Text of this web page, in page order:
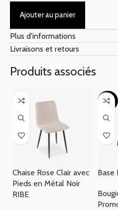
Ajouter au panier
Plus d'informations
Livraisons et retours
Produits associés
Chaise Rose Clair avec
Pieds en Métal Noir
RIBE
-20%
Base